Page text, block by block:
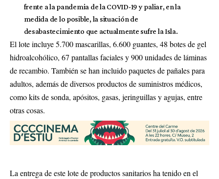
frente a la pandemia de la COVID-19 y paliar, en la
medida de lo posible, la situación de
desabastecimiento que actualmente sufre la Isla.
El lote incluye 5.700 mascarillas, 6.600 guantes, 48 botes de gel
hidroalcohólico, 67 pantallas faciales y 900 unidades de láminas
de recambio. También se han incluido paquetes de pañales para
adultos, además de diversos productos de suministros médicos,
como kits de sonda, apósitos, gasas, jeringuillas y agujas, entre
otras cosas.
La entrega de este lote de productos sanitarios ha tenido en el